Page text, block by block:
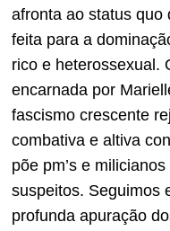
afronta ao status quo
feita para a
rico e heterossexual.
encarnada por
fascismo crescente
combativa e altiva
põe pm’s e
suspeitos. Seguimos
profunda apuração